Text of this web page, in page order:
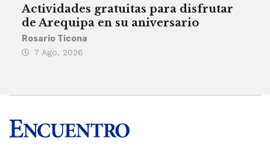
Actividades gratuitas para disfrutar
de Arequipa en su aniversario
Rosario Ticona
7 Ago, 2026